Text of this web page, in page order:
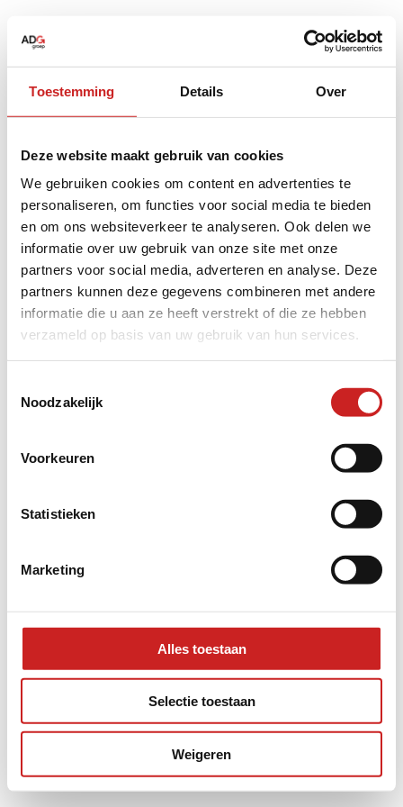
Toestemming Details Over
Deze website maakt gebruik van cookies
We gebruiken cookies om content en advertenties te
personaliseren, om functies voor social media te bieden
en om ons websiteverkeer te analyseren. Ook delen we
informatie over uw gebruik van onze site met onze
partners voor social media, adverteren en analyse. Deze
partners kunnen deze gegevens combineren met andere
informatie die u aan ze heeft verstrekt of die ze hebben
verzameld op basis van uw gebruik van hun services.
Noodzakelijk
Voorkeuren
Statistieken
Marketing
Alles toestaan
Selectie toestaan
Weigeren
loadingwww.adggroep.nl
for more